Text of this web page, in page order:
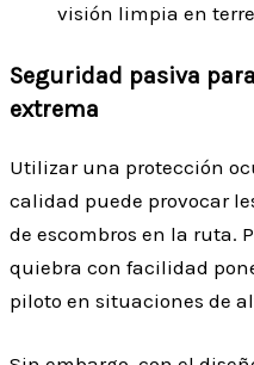
visión limpia en
Seguridad pasiva
extrema
Utilizar una protección
calidad puede provocar
de escombros en la ruta.
quiebra con facilidad
piloto en situaciones de